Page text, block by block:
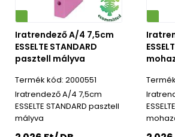
Iratrendező A/4 7,5cm
ESSELTE STANDARD
pasztell mályva
2000551
Iratrendező A/4 7,5cm
ESSELTE STANDARD pasztell
mályva
Környezetbarát